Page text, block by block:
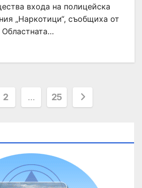
входа на полицейска
„Наркотици“, съобщиха от
2 … 25